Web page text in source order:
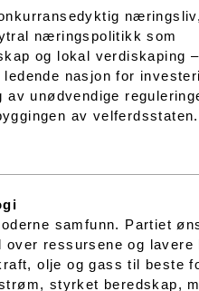
næringspolitikk som
og lokal verdiskaping
nasjon for
unødvendige
av
samfunn. Partiet
ressursene og lavere
olje og gass til beste
styrket beredskap,